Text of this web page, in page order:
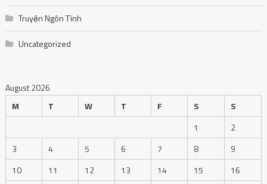
Truyện Ngôn Tình
Uncategorized
August 2026
M
T W T F S
S
1
2
3
4 5 6 7 8
9
10
11 12 13 14 15
16